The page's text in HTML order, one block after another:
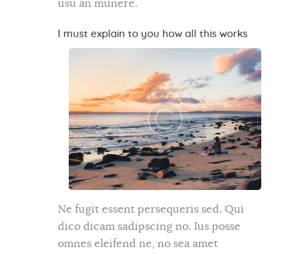
usu an munere.
I must explain to you how all this works
Ne fugit essent persequeris sed. Qui
dico dicam sadipscing no. Ius posse
omnes eleifend ne, no sea amet